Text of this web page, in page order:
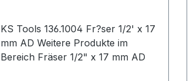
KS Tools 136.1004 Fr?ser 1/2' x 17
mm AD Weitere Produkte im
Bereich Fräser 1/2" x 17 mm AD